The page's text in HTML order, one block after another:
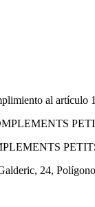
al artículo
24,